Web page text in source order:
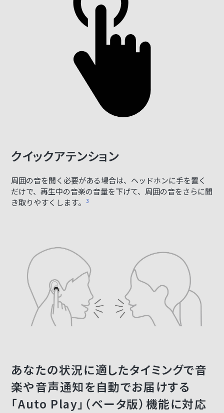
クイックアテンション
周囲の音を聞く必要がある場合は、ヘッドホンに手を置く
だけで、再生中の音楽の音量を下げて、周囲の音をさらに聞
き取りやすくします。
3
あなたの状況に適したタイミングで音
楽や音声通知を自動でお届けする
「Auto Play」（ベータ版）機能に対応